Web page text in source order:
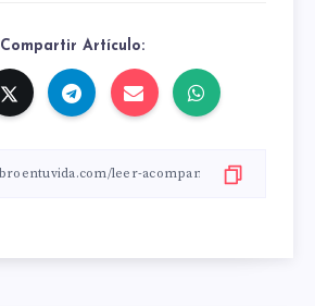
Compartir Artículo: